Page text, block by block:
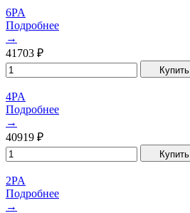
6PA
Подробнее
→
41703 ₽
Купить
4PA
Подробнее
→
40919 ₽
Купить
2PA
Подробнее
→